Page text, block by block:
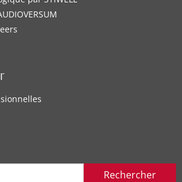
Rechercher